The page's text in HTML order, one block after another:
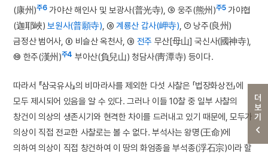
더보기
(康州)주6가야산 해인사 및 보광사(普光寺), ⑤ 웅주(熊州)주5가야협
(迦耶峽) 보원사(普願寺) , ⑥계룡산 갑사(岬寺) , ⑦ 낭주(良州)
금정산 범어사, ⑧ 비슬산 옥천사, ⑨ 전주 무산[母山] 국신사(國神寺),
⑩ 한주(漢州)주4 부아산(負兒山) 청담사(靑潭寺) 등이다.
따라서 『삼국유사』의 비마라사를 제외한 다섯 사찰은 「법장화상전」에
모두 제시되어 있음을 알 수 있다. 그러나 이들 10찰 중 일부 사찰의
창건이 의상의 생존시기와 현격한 차이를 드러내고 있기 때문에, 모두가
의상이 직접 전교한 사찰로는 볼 수 없다. 부석사는 왕명(王命)에
의하여 의상이 직접 창건하여 이 땅의 화엄종을 부석종(浮石宗)이라 할